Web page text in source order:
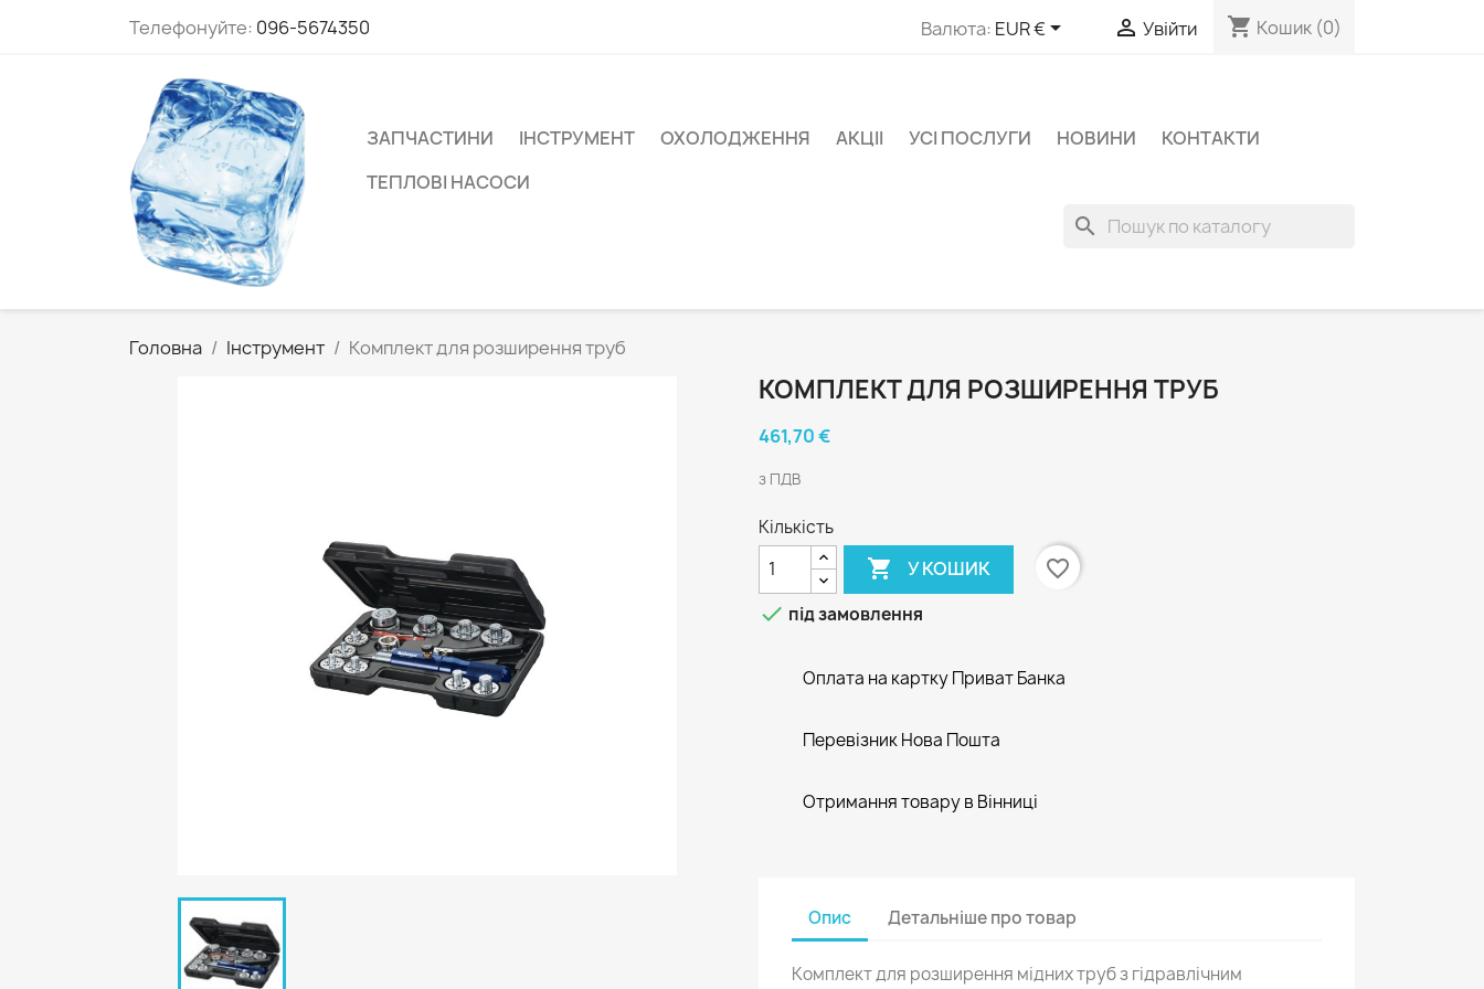
Телефонуйте: 096-5674350 Валюта: EUR €  Увійти shopping_cart Кошик (0)
ЗАПЧАСТИНИ ІНСТРУМЕНТ ОХОЛОДЖЕННЯ АКЦІІ УСІ ПОСЛУГИ НОВИНИ
КОНТАКТИ
ТЕПЛОВІ НАСОСИ
search
Головна Інструмент Комплект для розширення труб
КОМПЛЕКТ ДЛЯ РОЗШИРЕННЯ ТРУБ
461,70 €
з ПДВ
Кількість
 У КОШИК
favorite_border
 під замовлення
Оплата на картку Приват Банка
Перевізник Нова Пошта
Отримання товару в Вінниці
Опис Детальніше про товар
Комплект для розширення мідних труб з гідравлічним